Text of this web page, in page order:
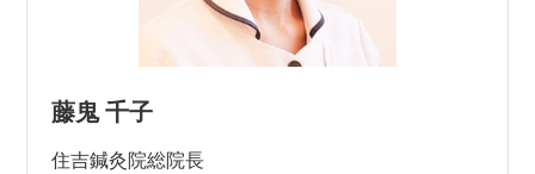
藤鬼 千子
住吉鍼灸院総院長